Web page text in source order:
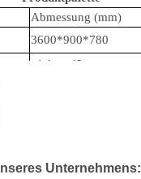
Abmessung (mm)
3600*900*780
- Ich weiß.
Unternehmens: